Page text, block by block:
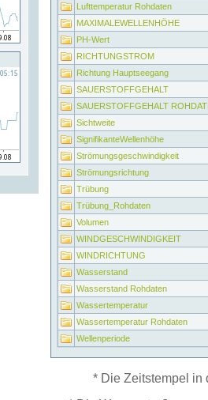
Lufttemperatur Rohdaten
MAXIMALEWELLENHÖHE
PH-Wert
RICHTUNGSTROM
Richtung Hauptseegang
SAUERSTOFFGEHALT
SAUERSTOFFGEHALT
Sichtweite
SignifikanteWellenhöhe
Strömungsgeschwindigkeit
Strömungsrichtung
Trübung
Trübung_Rohdaten
Volumen
WINDGESCHWINDIGKEIT
WINDRICHTUNG
Wasserstand
Wasserstand Rohdaten
Wassertemperatur
Wassertemperatur Rohdaten
Wellenperiode
* Die Zeitstempel in